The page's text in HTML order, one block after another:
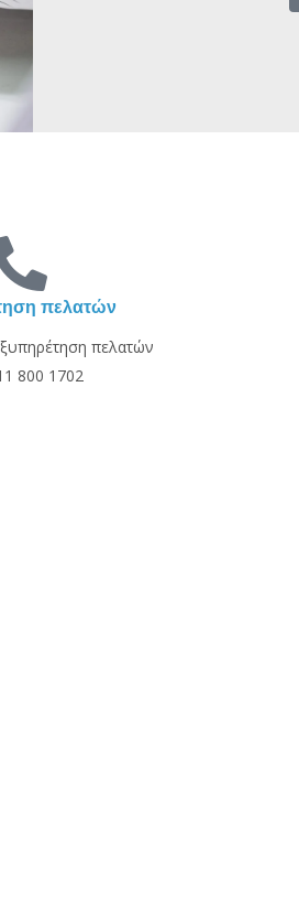
πελατών
πελατών
800 1702